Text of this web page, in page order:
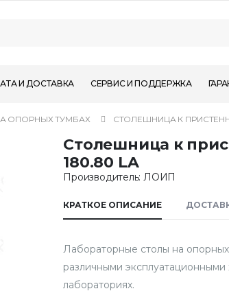
И ДОСТАВКА СЕРВИС И ПОДДЕРЖКА
ОПОРНЫХ ТУМБАХ СТОЛЕШНИЦА К
Столешница к
180.80 LA
Производитель: ЛОИП
КРАТКОЕ ОПИСАНИЕ
Лабораторные столы на
различными
лабораториях.